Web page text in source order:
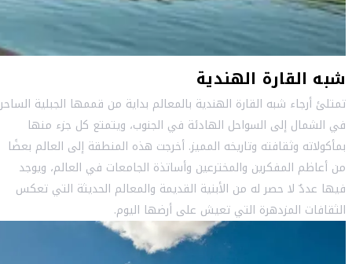
شبه القارة الهندية
تمتلئ أرجاء شبه القارة الهندية بالمعالم بداية من قممها الجبلية
في الشمال إلى السواحل الهادئة في الجنوب، ويتمتع كل جزء منها
بمأكولاته وثقافته وتاريخه المميز. أخرجت هذه المنطقة إلى العالم بعضًا
من أعاظم المفكرين والمخترعين وأساتذة الجامعات في العالم، ويوجد
فيها عددٌ لا حصر له من الأبنية القديمة والمعالم الحديثة التي تعكس
الثقافات المزدهرة التي تعيش على أرضها اليوم.